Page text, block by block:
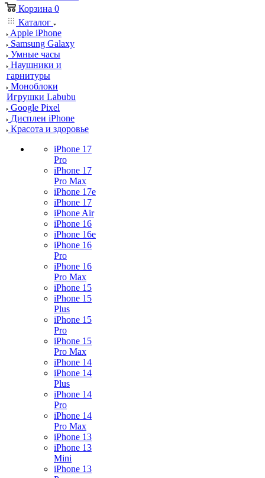
Корзина 0
Каталог
Apple iPhone
Samsung Galaxy
Умные часы
Наушники и
гарнитуры
Моноблоки
Игрушки Labubu
Google Pixel
Дисплеи iPhone
Красота и здоровье
iPhone 17
Pro
iPhone 17
Pro Max
iPhone 17e
iPhone 17
iPhone Air
iPhone 16
iPhone 16e
iPhone 16
Pro
iPhone 16
Pro Max
iPhone 15
iPhone 15
Plus
iPhone 15
Pro
iPhone 15
Pro Max
iPhone 14
iPhone 14
Plus
iPhone 14
Pro
iPhone 14
Pro Max
iPhone 13
iPhone 13
Mini
iPhone 13